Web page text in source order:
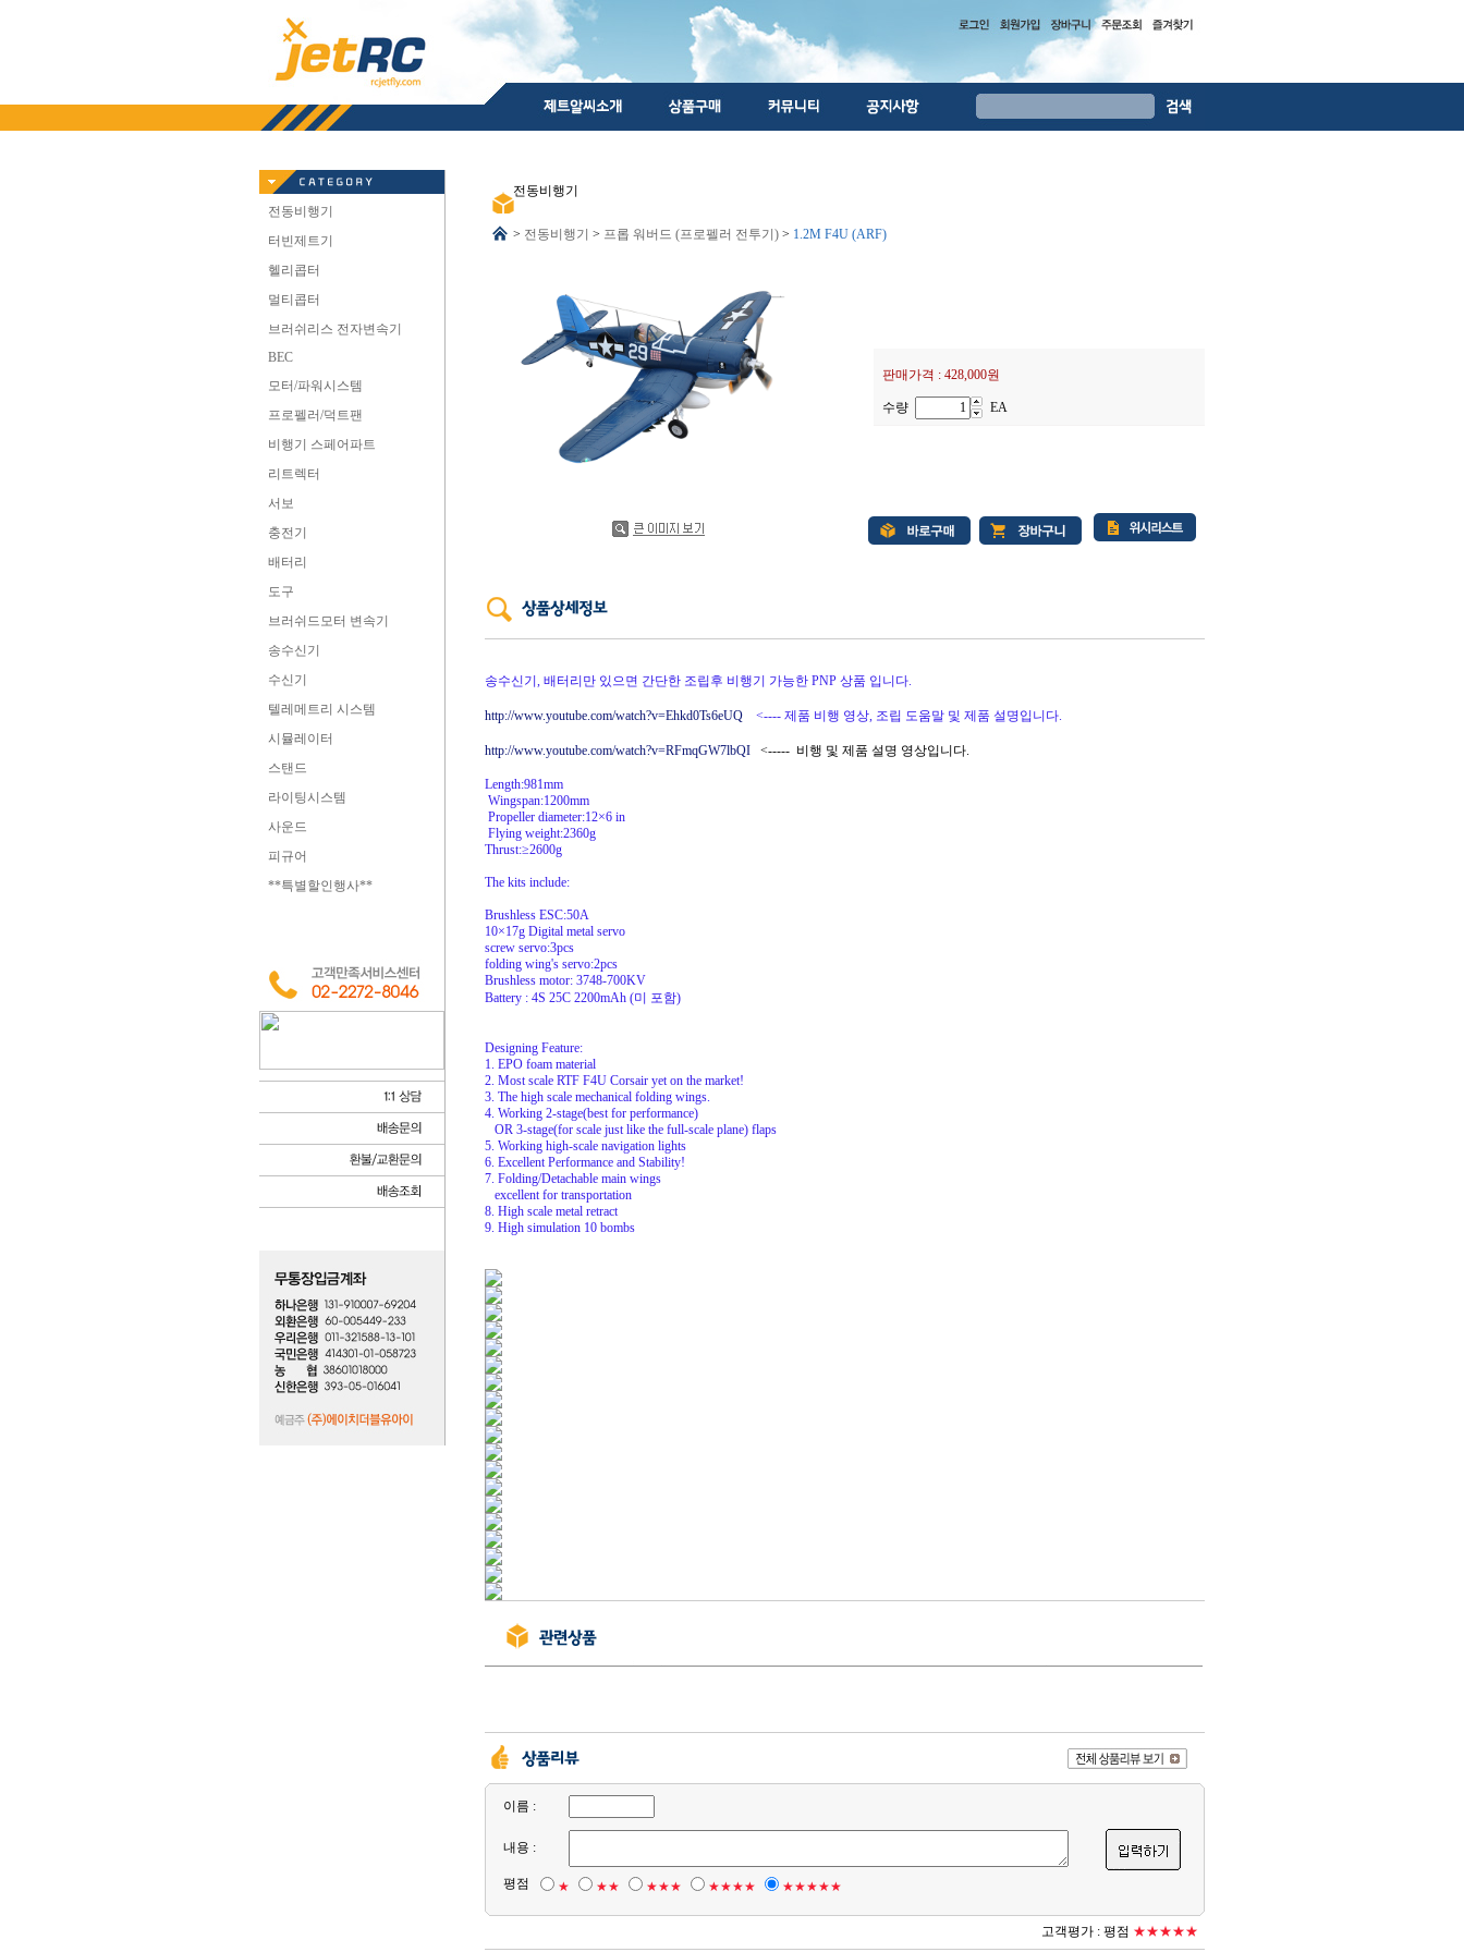
전동비행기
터빈제트기
헬리콥터
멀티콥터
브러쉬리스 전자변속기
BEC
모터/파워시스템
프로펠러/덕트팬
비행기 스페어파트
리트렉터
서보
충전기
배터리
도구
브러쉬드모터 변속기
송수신기
수신기
텔레메트리 시스템
시뮬레이터
스탠드
라이팅시스템
사운드
피규어
**특별할인행사**
전동비행기
> 전동비행기 > 프롭 워버드 (프로펠러 전투기) > 1.2M F4U (ARF)
판매가격 : 428,000원
수량 EA
송수신기, 배터리만 있으면 간단한 조립후 비행기 가능한 PNP 상품 입니다.
http://www.youtube.com/watch?v=Ehkd0Ts6eUQ <---- 제품 비행 영상, 조립 도움말 및 제품 설명입니다.
http://www.youtube.com/watch?v=RFmqGW7lbQI <----- 비행 및 제품 설명 영상입니다.
Length:981mm
Wingspan:1200mm
Propeller diameter:12×6 in
Flying weight:2360g
Thrust:≥2600g
The kits include:
Brushless ESC:50A
10×17g Digital metal servo
screw servo:3pcs
folding wing's servo:2pcs
Brushless motor: 3748-700KV
Battery : 4S 25C 2200mAh (미 포함)
Designing Feature:
1. EPO foam material
2. Most scale RTF F4U Corsair yet on the market!
3. The high scale mechanical folding wings.
4. Working 2-stage(best for performance)
OR 3-stage(for scale just like the full-scale plane) flaps
5. Working high-scale navigation lights
6. Excellent Performance and Stability!
7. Folding/Detachable main wings
excellent for transportation
8. High scale metal retract
9. High simulation 10 bombs
이름 :
내용 :
평점 ★ ★★ ★★★ ★★★★ ★★★★★
고객평가 : 평점 ★★★★★